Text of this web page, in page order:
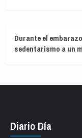
Durante el
sedentarismo a un
Diario Día